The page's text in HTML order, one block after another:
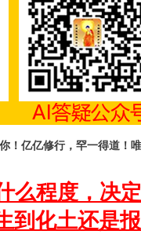
！亿亿修行，罕一得道！